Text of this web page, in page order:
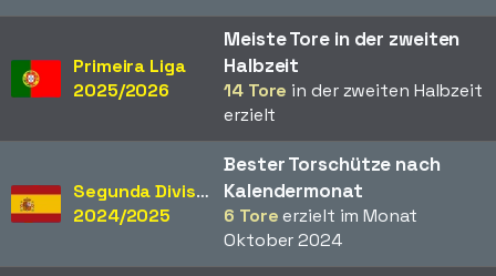
Primeira Liga
2025/2026
Meiste Tore in der zweiten
Halbzeit
14 Tore in der zweiten Halbzeit
erzielt
Segunda División
2024/2025
Bester Torschütze nach
Kalendermonat
6 Toreerzielt im Monat
Oktober 2024